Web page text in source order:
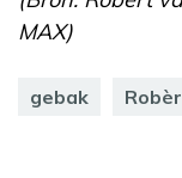
MAX)
gebak